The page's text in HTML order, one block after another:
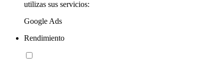
utilizas sus servicios:
Google Ads
Rendimiento